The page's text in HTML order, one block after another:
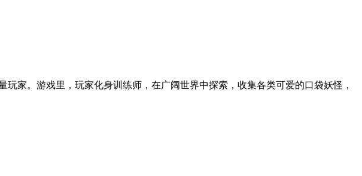
家。游戏里，玩家化身训练师，在广阔世界中探索，收集各类可爱的口袋妖怪，